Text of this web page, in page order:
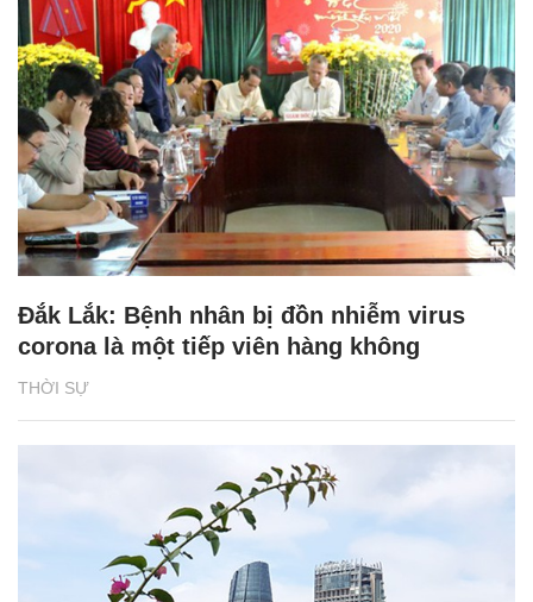
THỜI SỰ
Đắk Lắk: Bệnh nhân bị đồn nhiễm virus
corona là một tiếp viên hàng không